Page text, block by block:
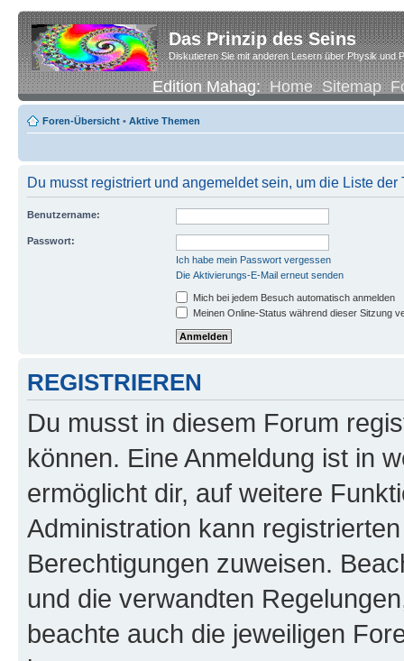
Das Prinzip des Seins
Diskutieren Sie mit anderen Lesern über Physik und
Edition Mahag:Home Sitemap
Foren-Übersicht • Aktive Themen
Du musst registriert und angemeldet sein, um die Liste
Benutzername:
Passwort:
Ich habe mein Passwort vergessen
Die Aktivierungs-E-Mail erneut senden
Mich bei jedem Besuch automatisch anmelden
Meinen Online-Status während dieser Sitzung
REGISTRIEREN
Du musst in diesem Forum
können. Eine Anmeldung ist in
ermöglicht dir, auf weitere
Administration kann
Berechtigungen zuweisen.
und die verwandten
beachte auch die jeweiligen